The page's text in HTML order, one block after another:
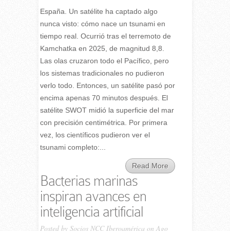
España. Un satélite ha captado algo
nunca visto: cómo nace un tsunami en
tiempo real. Ocurrió tras el terremoto de
Kamchatka en 2025, de magnitud 8,8.
Las olas cruzaron todo el Pacífico, pero
los sistemas tradicionales no pudieron
verlo todo. Entonces, un satélite pasó por
encima apenas 70 minutos después. El
satélite SWOT midió la superficie del mar
con precisión centimétrica. Por primera
vez, los científicos pudieron ver el
tsunami completo:...
Read More
Bacterias marinas
inspiran avances en
inteligencia artificial
Posted by Socios NCC Iberoamérica on Ago